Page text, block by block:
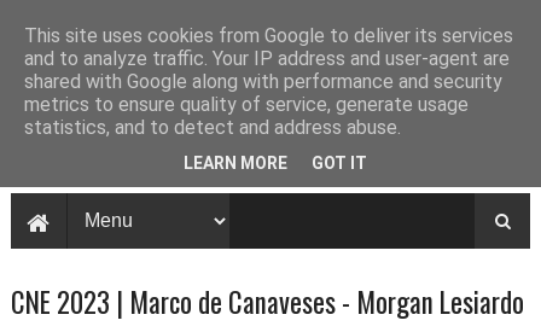
CNE 2023 | Marco de Canaveses - Morgan Lesiardo
This site uses cookies from Google to deliver its services
and to analyze traffic. Your IP address and user-agent are
shared with Google along with performance and security
metrics to ensure quality of service, generate usage
statistics, and to detect and address abuse.
LEARN MORE GOT IT